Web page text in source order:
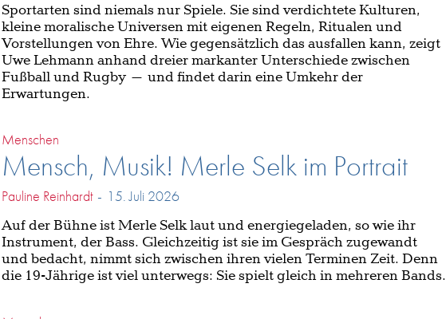
Sportarten sind niemals nur Spiele. Sie sind verdichtete Kulturen,
kleine moralische Universen mit eigenen Regeln, Ritualen und
Vorstellungen von Ehre. Wie gegensätzlich das ausfallen kann, zeigt
Uwe Lehmann anhand dreier markanter Unterschiede zwischen
Fußball und Rugby – und findet darin eine Umkehr der
Erwartungen.
Menschen
Mensch, Musik! Merle Selk im Portrait
Pauline Reinhardt - 15. Juli 2026
Auf der Bühne ist Merle Selk laut und energiegeladen, so wie ihr
Instrument, der Bass. Gleichzeitig ist sie im Gespräch zugewandt
und bedacht, nimmt sich zwischen ihren vielen Terminen Zeit. Denn
die 19-Jährige ist viel unterwegs: Sie spielt gleich in mehreren Bands.